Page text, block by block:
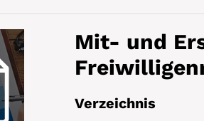
Mit- und
Verzeichnis